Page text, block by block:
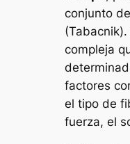
conjunto
compleja
factores
el tipo de
fuerza, el